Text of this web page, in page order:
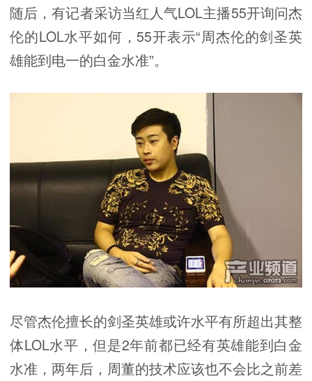
随后，有记者采访当红人气LOL主播55开询问杰
伦的LOL水平如何，55开表示“周杰伦的剑圣英
雄能到电一的白金水准”。
尽管杰伦擅长的剑圣英雄或许水平有所超出其整
体LOL水平，但是2年前都已经有英雄能到白金
水准，两年后，周董的技术应该也不会比之前差